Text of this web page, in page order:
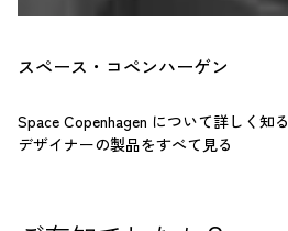
スペース・コペンハーゲン
Space Copenhagen について詳しく知る
デザイナーの製品をすべて見る